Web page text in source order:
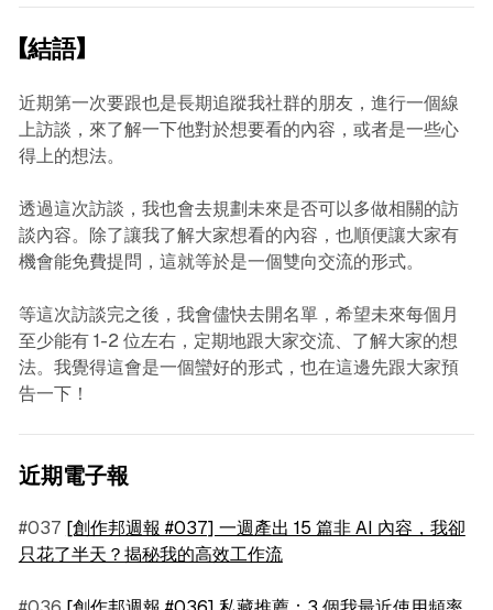
【結語】
近期第一次要跟也是長期追蹤我社群的朋友，進行一個線
上訪談，來了解一下他對於想要看的內容，或者是一些心
得上的想法。
透過這次訪談，我也會去規劃未來是否可以多做相關的訪
談內容。除了讓我了解大家想看的內容，也順便讓大家有
機會能免費提問，這就等於是一個雙向交流的形式。
等這次訪談完之後，我會儘快去開名單，希望未來每個月
至少能有 1-2 位左右，定期地跟大家交流、了解大家的想
法。我覺得這會是一個蠻好的形式，也在這邊先跟大家預
告一下！
近期電子報
#037 [創作邦週報 #037] 一週產出 15 篇非 AI 內容，我卻
只花了半天？揭秘我的高效工作流